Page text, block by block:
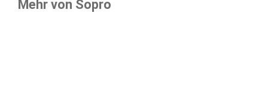
Mehr von Sopro